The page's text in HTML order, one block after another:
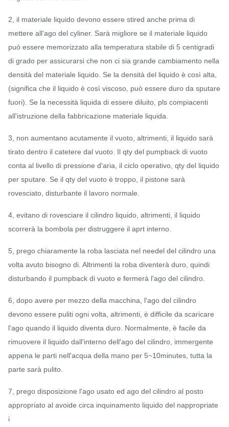
2, il materiale liquido devono essere stired anche prima di
mettere all'ago del cyliner. Sarà migliore se il materiale liquido
può essere memorizzato alla temperatura stabile di 5 centigradi
di grado per assicurarsi che non ci sia grande cambiamento nella
densità del materiale liquido. Se la densità del liquido è così alta,
(significa che il liquido è così viscoso, può essere duro da sputare
fuori). Se la necessità liquida di essere diluito, pls compiacenti
all'istruzione della fabbricazione materiale liquida.
3, non aumentano acutamente il vuoto, altrimenti, il liquido sarà
tirato dentro il catetere dal vuoto. Il qty del pumpback di vuoto
conta al livello di pressione d'aria, il ciclo operativo, qty del liquido
per sputare. Se il qty del vuoto è troppo, il pistone sarà
rovesciato, disturbante il lavoro normale.
4, evitano di rovesciare il cilindro liquido, altrimenti, il liquido
scorrerà la bombola per distruggere il aprt interno.
5, prego chiaramente la roba lasciata nel needel del cilindro una
volta avuto bisogno di. Altrimenti la roba diventerà duro, quindi
disturbando il pumpback di vuoto e fermerà l'ago del cilindro.
6, dopo avere per mezzo della macchina, l'ago del cilindro
devono essere puliti ogni volta, altrimenti, è difficile da scaricare
l'ago quando il liquido diventa duro. Normalmente, è facile da
rimuovere il liquido dall'interno dell'ago del cilindro, immergente
appena le parti nell'acqua della mano per 5~10minutes, tutta la
parte sarà pulito.
7, prego disposizione l'ago usato ed ago del cilindro al posto
appropriato al avoide circa inquinamento liquido del nappropriate
i